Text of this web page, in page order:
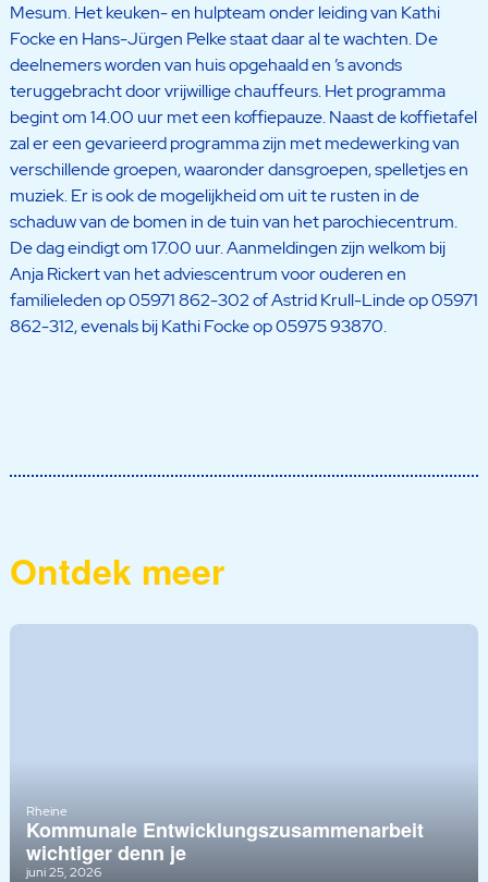
Mesum. Het keuken- en hulpteam onder leiding van Kathi
Focke en Hans-Jürgen Pelke staat daar al te wachten. De
deelnemers worden van huis opgehaald en ’s avonds
teruggebracht door vrijwillige chauffeurs. Het programma
begint om 14.00 uur met een koffiepauze. Naast de koffietafel
zal er een gevarieerd programma zijn met medewerking van
verschillende groepen, waaronder dansgroepen, spelletjes en
muziek. Er is ook de mogelijkheid om uit te rusten in de
schaduw van de bomen in de tuin van het parochiecentrum.
De dag eindigt om 17.00 uur. Aanmeldingen zijn welkom bij
Anja Rickert van het adviescentrum voor ouderen en
familieleden op 05971 862-302 of Astrid Krull-Linde op 05971
862-312, evenals bij Kathi Focke op 05975 93870.
Ontdek meer
Rheine
Kommunale Entwicklungszusammenarbeit
wichtiger denn je
juni 25, 2026